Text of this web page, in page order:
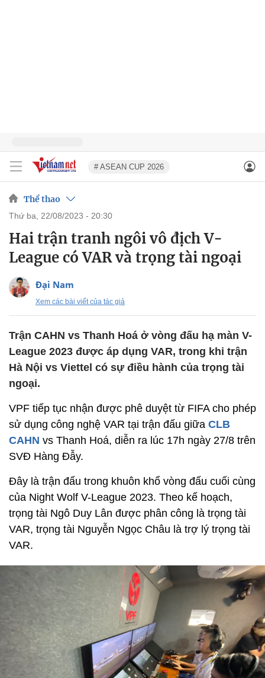
# ASEAN CUP 2026
Thể thao
thứ ba, 22/08/2023 - 20:30
Hai trận tranh ngôi vô địch V-
League có VAR và trọng tài ngoại
Đại Nam
Xem các bài viết của tác giả
Trận CAHN vs Thanh Hoá ở vòng đấu hạ màn V-
League 2023 được áp dụng VAR, trong khi trận
Hà Nội vs Viettel có sự điều hành của trọng tài
ngoại.
VPF tiếp tục nhận được phê duyệt từ FIFA cho phép
sử dụng công nghệ VAR tại trận đấu giữa CLB
CAHN vs Thanh Hoá, diễn ra lúc 17h ngày 27/8 trên
SVĐ Hàng Đẫy.
Đây là trận đấu trong khuôn khổ vòng đấu cuối cùng
của Night Wolf V-League 2023. Theo kế hoạch,
trọng tài Ngô Duy Lân được phân công là trọng tài
VAR, trọng tài Nguyễn Ngọc Châu là trợ lý trọng tài
VAR.